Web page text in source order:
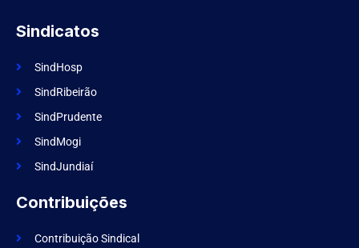
Sindicatos
SindHosp
SindRibeirão
SindPrudente
SindMogi
SindJundiaí
Contribuições
Contribuição Sindical